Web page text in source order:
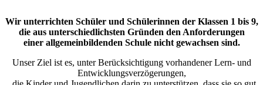
Wir unterrichten Schüler und Schülerinnen der Klassen 1 bis 9,
die aus unterschiedlichsten Gründen den Anforderungen
einer allgemeinbildenden Schule nicht gewachsen sind.
Unser Ziel ist es, unter Berücksichtigung vorhandener Lern- und
Entwicklungsverzögerungen,